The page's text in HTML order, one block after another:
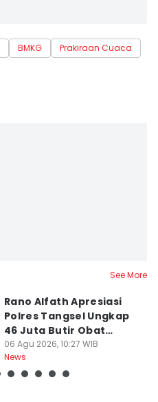
BMKG Prakiraan Cuaca
See More
Rano Alfath Apresiasi
Polres Tangsel Ungkap
46 Juta Butir Obat
Keras
06 Agu 2026, 10:27 WIB
News